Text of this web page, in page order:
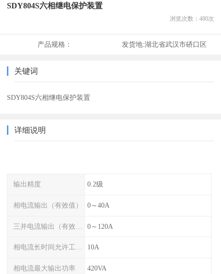
SDY804S六相继电保护装置
浏览次数： 480次
产品规格： 发货地:湖北省武汉市硚口区
关键词
SDY804S六相继电保护装置
详细说明
输出精度 0.2级
相电流输出（有效值） 0～40A
0～120A
相电流长时间允许工作值（有效值） 10A
相电流最大输出功率 420VA